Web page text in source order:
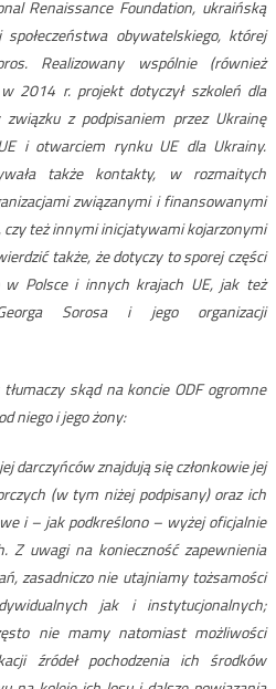
Renaissance Foundation, ukraińską
obywatelskiego, której
Realizowany wspólnie (również
2014 r. projekt dotyczył szkoleń dla
z podpisaniem przez Ukrainę
i otwarciem rynku UE dla Ukrainy.
także kontakty, w rozmaitych
związanymi i finansowanymi
czy też innymi inicjatywami kojarzonymi
także, że dotyczy to sporej części
w Polsce i innych krajach UE, jak też
Sorosa i jego organizacji
skąd na koncie ODF ogromne
niego i jego żony:
darczyńców znajdują się członkowie jej
(w tym niżej podpisany) oraz ich
i – jak podkreślono – wyżej oficjalnie
Z uwagi na konieczność zapewnienia
zasadniczo nie utajniamy tożsamości
jak i instytucjonalnych;
nie mamy natomiast możliwości
źródeł pochodzenia ich środków